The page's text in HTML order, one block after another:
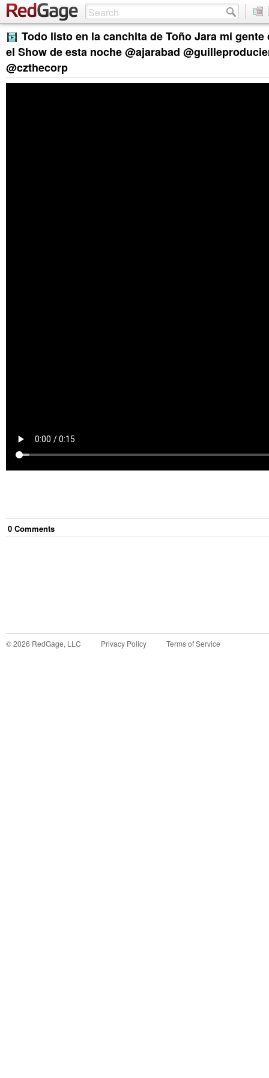
Todo listo en la canchita de Toño Jara mi gente
el Show de esta noche @ajarabad
@czthecorp
0 Comments
©2026 RedGage, LLC Privacy Policy Terms of Service